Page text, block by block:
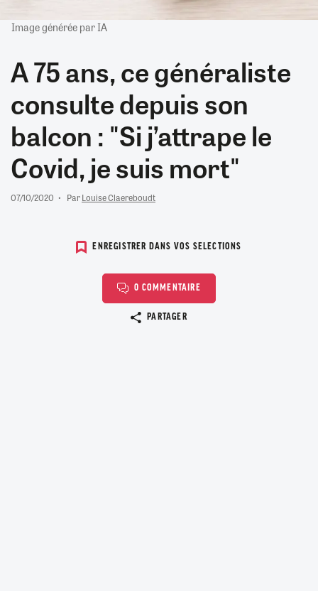
Image générée par IA
A 75 ans, ce généraliste
consulte depuis son
balcon : "Si j’attrape le
Covid, je suis mort"
07/10/2020 ParLouise Claereboudt
ENREGISTRER DANS VOS SELECTIONS
0 COMMENTAIRE
PARTAGER